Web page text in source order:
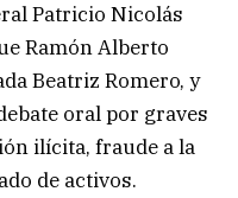
Patricio Nicolás
Ramón Alberto
Beatriz Romero, y
oral por graves
ilícita, fraude a la
de activos.